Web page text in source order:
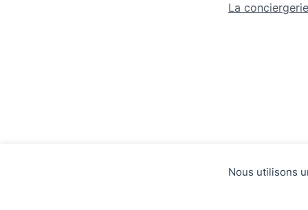
Nous utilisons
La conciergerie